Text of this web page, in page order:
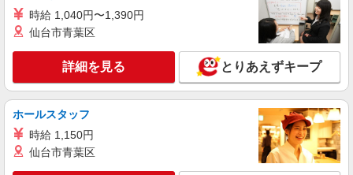
アルバイト
ケユカ
生活雑貨・アパレルの販売Staff
アルバイト・パート： ［1］時給1,200円〜
［2］時給1,100円〜
キープ 詳細を見る
時給 1,040円〜1,390円
仙台市青葉区
詳細を見る とりあえずキープ
ホールスタッフ
時給 1,150円
仙台市青葉区